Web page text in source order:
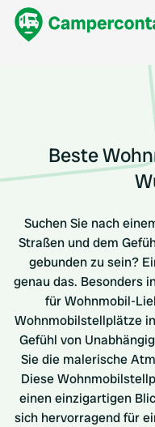
Beste
Suchen Sie nach
Straßen und dem
gebunden zu sein?
genau das. Besonders
für Wohnmobil-
Wohnmobilstellplätze
Gefühl von
Sie die malerische
Diese
einen einzigartigen
sich hervorragend für